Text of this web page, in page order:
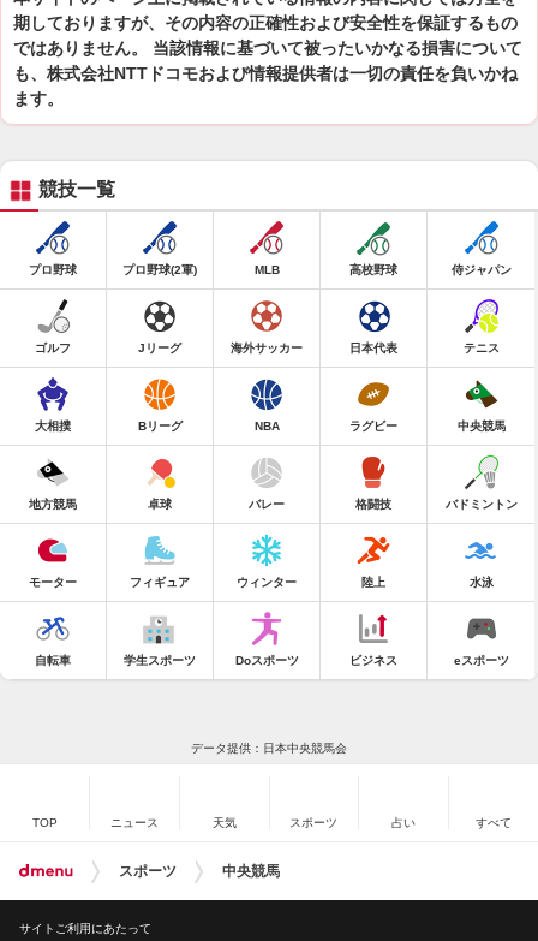
期しておりますが、その内容の正確性および安全性を保証するもの
ではありません。 当該情報に基づいて被ったいかなる損害について
も、株式会社NTTドコモおよび情報提供者は一切の責任を負いかね
ます。
競技一覧
プロ野球 プロ野球(2軍) MLB 高校野球 侍ジャパン
ゴルフ Jリーグ 海外サッカー 日本代表 テニス
大相撲 Bリーグ NBA ラグビー 中央競馬
地方競馬 卓球 バレー 格闘技 バドミントン
モーター フィギュア ウィンター 陸上 水泳
自転車 学生スポーツ Doスポーツ ビジネス eスポーツ
データ提供：日本中央競馬会
TOP ニュース 天気 スポーツ 占い すべて
スポーツ 中央競馬
サイトご利用にあたって